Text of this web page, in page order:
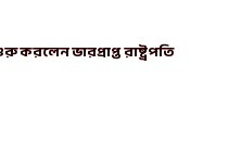
করলেন ভারপ্রাপ্ত রাষ্ট্রপতি